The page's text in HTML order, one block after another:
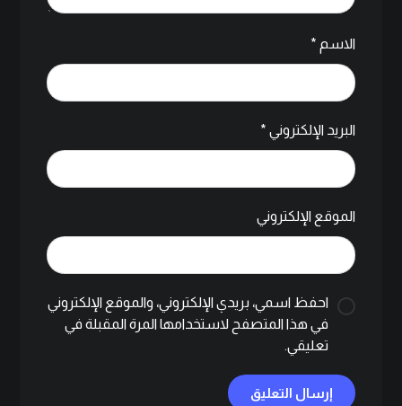
الاسم *
البريد الإلكتروني *
الموقع الإلكتروني
احفظ اسمي، بريدي الإلكتروني، والموقع الإلكتروني
في هذا المتصفح لاستخدامها المرة المقبلة في
تعليقي.
إرسال التعليق